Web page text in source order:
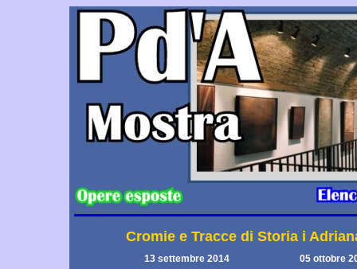
Cromie e Tracce di Storia i
13 settembre 2014 05 ottobre